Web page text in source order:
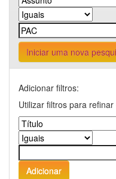
Iniciar uma nova
Adicionar filtros:
Utilizar filtros para